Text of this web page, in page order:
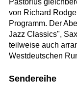
Pastorius
von Richard
Programm. Der
Jazz Classics",
teilweise auch
Westdeutschen
Sendereihe